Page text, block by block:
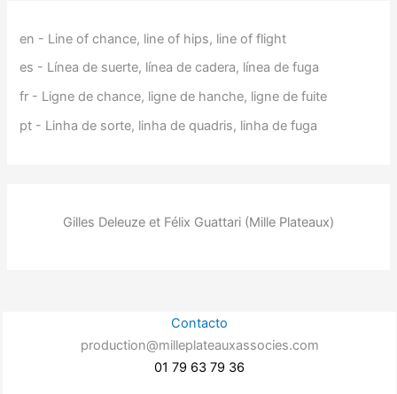
en - Line of chance, line of hips, line of flight
es - Línea de suerte, línea de cadera, línea de fuga
fr - Ligne de chance, ligne de hanche, ligne de fuite
pt - Linha de sorte, linha de quadris, linha de fuga
Gilles Deleuze et Félix Guattari (Mille Plateaux)
Contacto
production@milleplateauxassocies.com
01 79 63 79 36